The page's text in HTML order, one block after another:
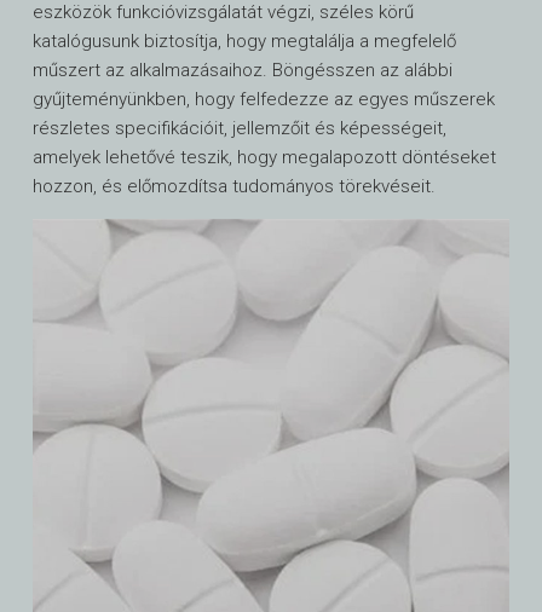
eszközök funkcióvizsgálatát végzi, széles körű
katalógusunk biztosítja, hogy megtalálja a megfelelő
műszert az alkalmazásaihoz. Böngésszen az alábbi
gyűjteményünkben, hogy felfedezze az egyes műszerek
részletes specifikációit, jellemzőit és képességeit,
amelyek lehetővé teszik, hogy megalapozott döntéseket
hozzon, és előmozdítsa tudományos törekvéseit.